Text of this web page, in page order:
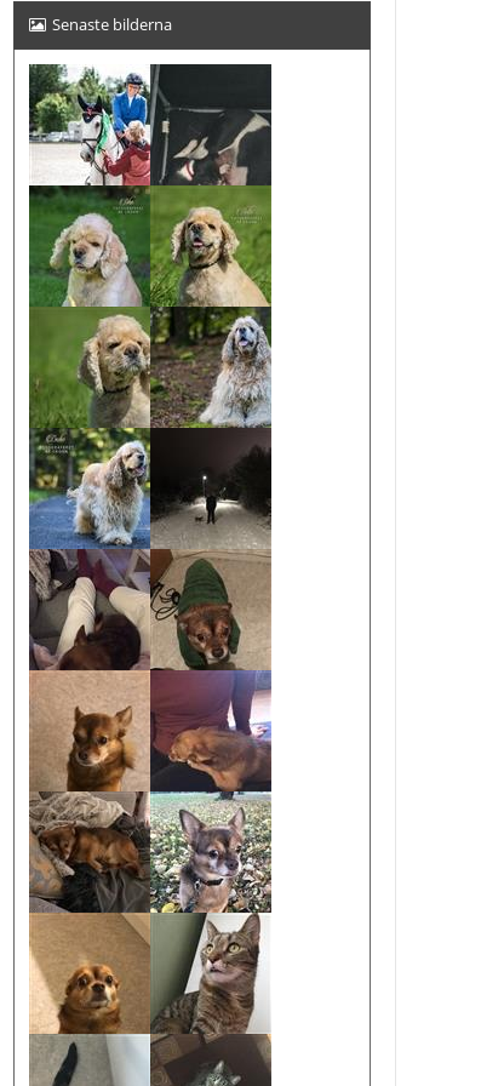
Senaste bilderna